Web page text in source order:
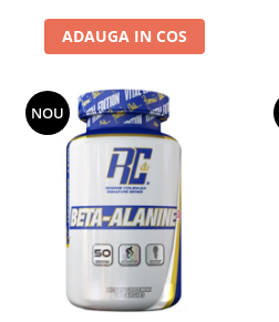
REDCON1
Revoflex
Rich Piana 5% Nutrition
RIPT
Scivation
Skill Nutrition
Smart Shake
Under Armour
ADAUGA IN COS
NOU